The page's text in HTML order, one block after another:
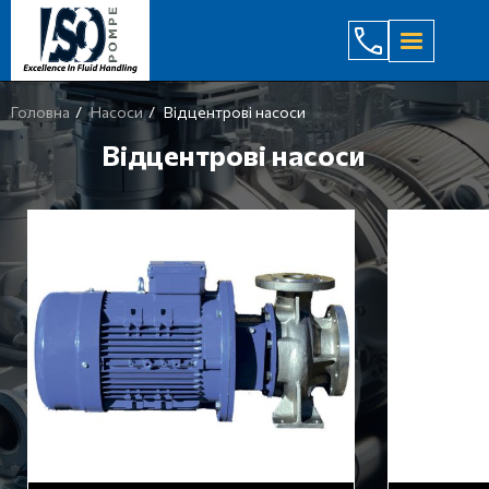
(044)
Головна Насоси Відцентрові насоси
Відцентрові насоси